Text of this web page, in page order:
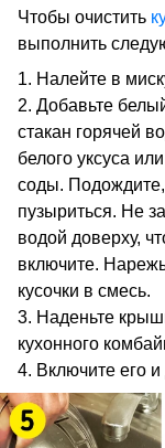
Чтобы очистить
выполнить
Налейте в
Добавьте
стакан горячей
белого уксуса
соды. Подождите,
пузыриться. Не
водой доверху,
включите.
кусочки в смесь.
Наденьте
кухонного
Включите его